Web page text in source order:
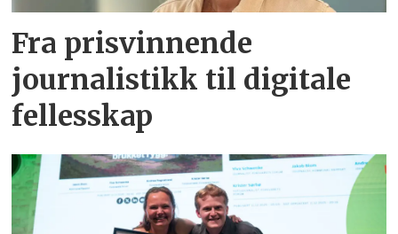
Fra prisvinnende
journalistikk til digitale
fellesskap